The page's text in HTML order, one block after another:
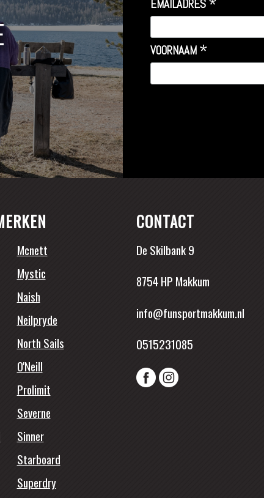
EMAILADRES *
VOORNAAM *
Mcnett
Mystic
Naish
Neilpryde
North Sails
O'Neill
Prolimit
Severne
Sinner
Starboard
Superdry
CONTACT
De Skilbank 9
8754 HP Makkum
info@funsportmakkum.nl
0515231085